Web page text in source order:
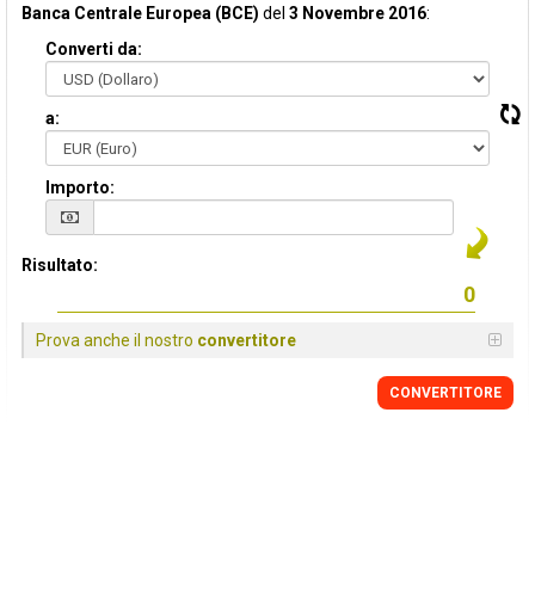
Banca Centrale Europea (BCE) del 3 Novembre 2016:
Converti da:
a:
Importo:
Risultato:
Prova anche il nostro convertitore
CONVERTITORE